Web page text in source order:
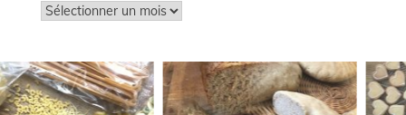
Archives